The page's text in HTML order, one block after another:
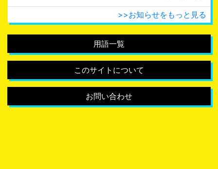
>>お知らせをもっと見る
用語一覧
このサイトについて
お問い合わせ